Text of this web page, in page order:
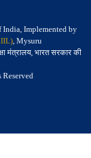
India, Implemented by
, Mysuru
मंत्रालय, भारत सरकार की